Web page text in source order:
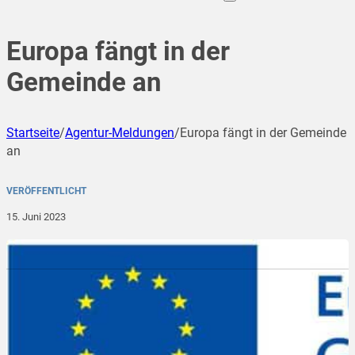
Europa fängt in der
Gemeinde an
Startseite/Agentur-Meldungen/Europa fängt in der Gemeinde
an
VERÖFFENTLICHT
15. Juni 2023